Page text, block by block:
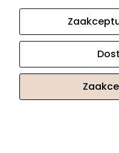
Akcesoria meblowe
Warszawa, woj.
602677377| NIP:
Sklep internetowy